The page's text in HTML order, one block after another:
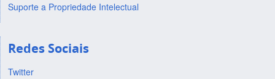
Suporte a Propriedade Intelectual
Redes Sociais
Twitter